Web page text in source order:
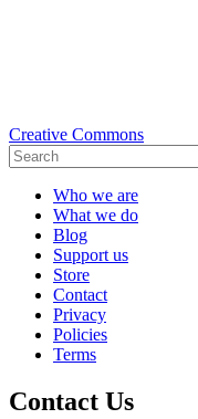
Creative Commons
Who we are
What we do
Blog
Support us
Store
Contact
Privacy
Policies
Terms
Contact Us